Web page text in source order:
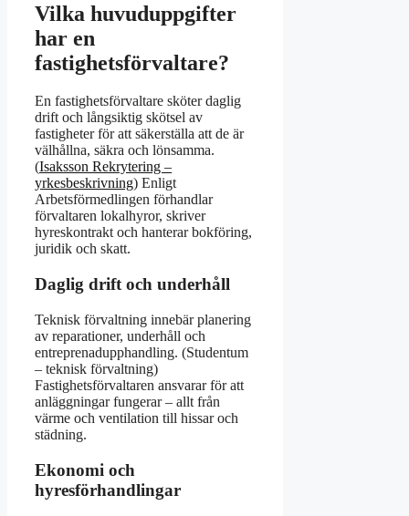
Vilka huvuduppgifter
har en
fastighetsförvaltare?
En fastighetsförvaltare sköter daglig
drift och långsiktig skötsel av
fastigheter för att säkerställa att de är
välhållna, säkra och lönsamma.
(Isaksson Rekrytering –
yrkesbeskrivning) Enligt
Arbetsförmedlingen förhandlar
förvaltaren lokalhyror, skriver
hyreskontrakt och hanterar bokföring,
juridik och skatt.
Daglig drift och underhåll
Teknisk förvaltning innebär planering
av reparationer, underhåll och
entreprenadupphandling. (Studentum
– teknisk förvaltning)
Fastighetsförvaltaren ansvarar för att
anläggningar fungerar – allt från
värme och ventilation till hissar och
städning.
Ekonomi och
hyresförhandlingar